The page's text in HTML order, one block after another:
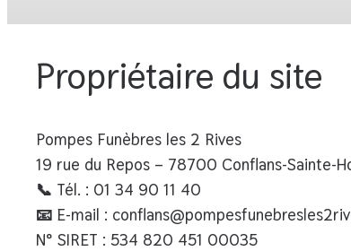
Propriétaire du site
Pompes Funèbres les 2 Rives
19 rue du Repos – 78700 Conflans-Sainte-
📞 Tél. : 01 34 90 11 40
📧 E-mail :
N° SIRET : 534 820 451 00035